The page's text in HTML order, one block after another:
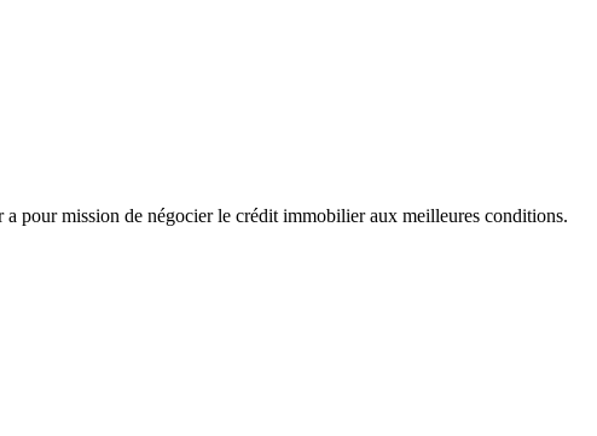
pour mission de négocier le crédit immobilier aux meilleures conditions.